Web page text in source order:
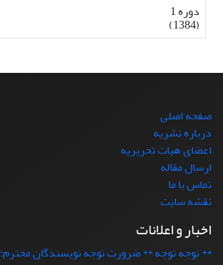
دوره 1
(1384)
صفحه اصلی
درباره نشریه
اعضای هیات تحریریه
ارسال مقاله
تماس با ما
نقشه سایت
اخبار و اعلانات
** توجه توجه ** ضرورت توجه نویسندگان محترم: